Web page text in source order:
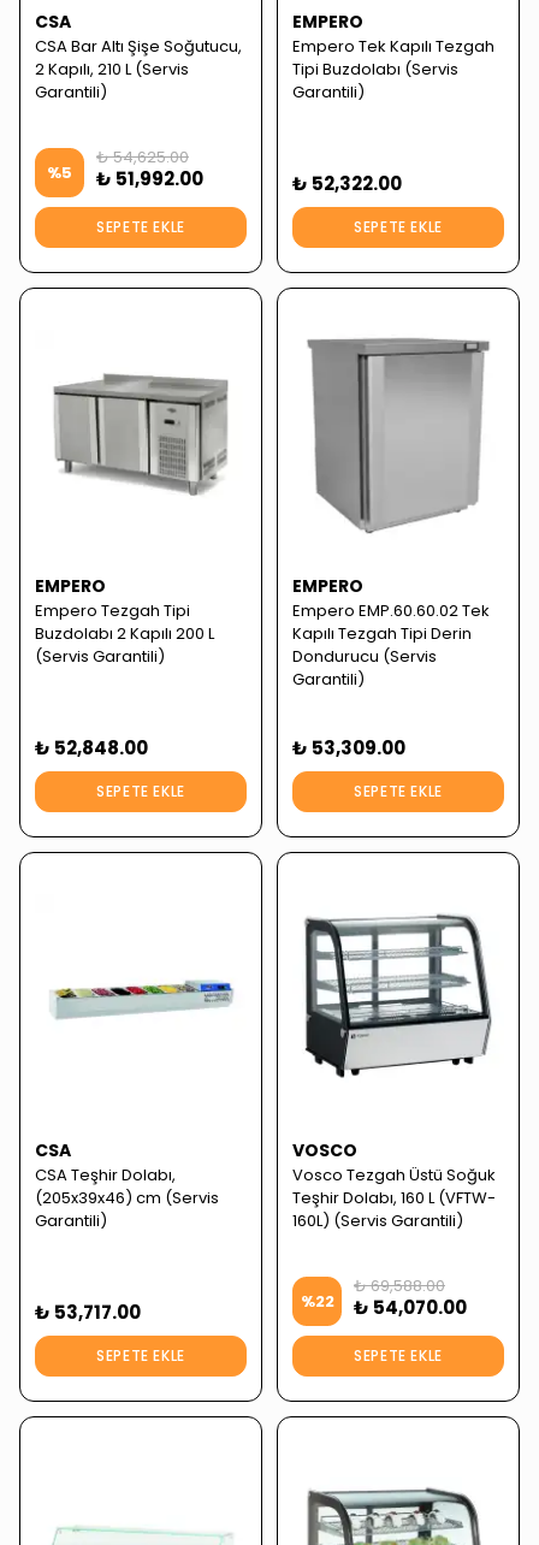
CSA
CSA Bar Altı Şişe Soğutucu,
2 Kapılı, 210 L (Servis
Garantili)
%5
₺ 54,625.00
₺ 51,992.00
SEPETE EKLE
EMPERO
Empero Tek Kapılı Tezgah
Tipi Buzdolabı (Servis
Garantili)
₺ 52,322.00
SEPETE EKLE
EMPERO
Empero Tezgah Tipi
Buzdolabı 2 Kapılı 200 L
(Servis Garantili)
₺ 52,848.00
SEPETE EKLE
EMPERO
Empero EMP.60.60.02 Tek
Kapılı Tezgah Tipi Derin
Dondurucu (Servis
Garantili)
₺ 53,309.00
SEPETE EKLE
CSA
CSA Teşhir Dolabı,
(205x39x46) cm (Servis
Garantili)
₺ 53,717.00
SEPETE EKLE
VOSCO
Vosco Tezgah Üstü Soğuk
Teşhir Dolabı, 160 L (VFTW-
160L) (Servis Garantili)
%22
₺ 69,588.00
₺ 54,070.00
SEPETE EKLE